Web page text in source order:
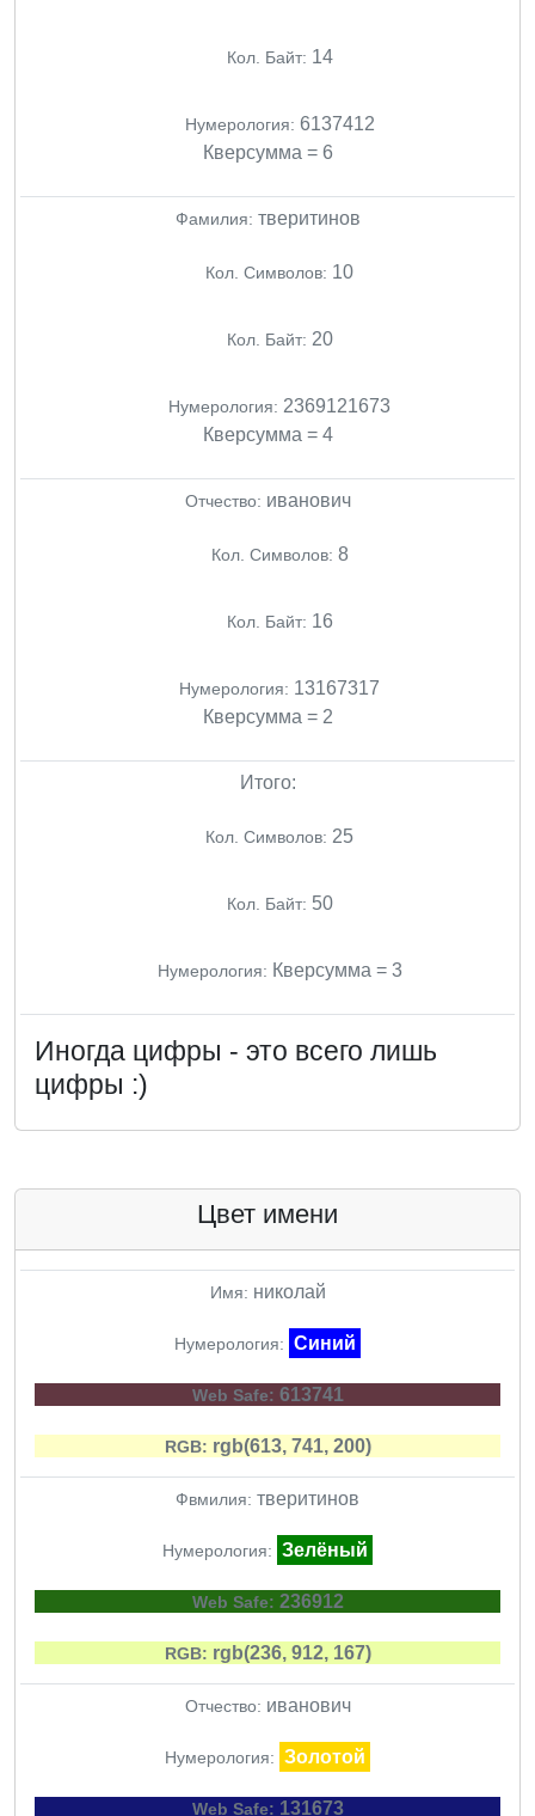
Кол. Байт: 14
Нумерология: 6137412
Кверсумма = 6
Фамилия: тверитинов
Кол. Символов: 10
Кол. Байт: 20
Нумерология: 2369121673
Кверсумма = 4
Отчество: иванович
Кол. Символов: 8
Кол. Байт: 16
Нумерология: 13167317
Кверсумма = 2
Итого:
Кол. Символов: 25
Кол. Байт: 50
Нумерология: Кверсумма = 3
Иногда цифры - это всего лишь
цифры :)
Цвет имени
Имя: николай
Нумерология: Синий
Web Safe: 613741
RGB: rgb(613, 741, 200)
Фвмилия: тверитинов
Нумерология: Зелёный
Web Safe: 236912
RGB: rgb(236, 912, 167)
Отчество: иванович
Нумерология: Золотой
Web Safe: 131673